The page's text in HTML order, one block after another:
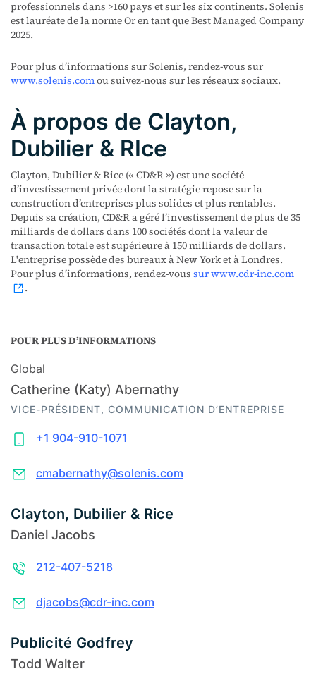
professionnels dans >160 pays et sur les six continents. Solenis
est lauréate de la norme Or en tant que Best Managed Company
2025.
Pour plus d’informations sur Solenis, rendez-vous sur
www.solenis.comou suivez-nous sur les réseaux sociaux.
À propos de Clayton,
Dubilier & RIce
Clayton, Dubilier & Rice (« CD&R ») est une société
d’investissement privée dont la stratégie repose sur la
construction d’entreprises plus solides et plus rentables.
Depuis sa création, CD&R a géré l’investissement de plus de 35
milliards de dollars dans 100 sociétés dont la valeur de
transaction totale est supérieure à 150 milliards de dollars.
L'entreprise possède des bureaux à New York et à Londres.
Pour plus d’informations, rendez-vous sur www.cdr-inc.com
.
POUR PLUS D’INFORMATIONS
Global
Catherine (Katy) Abernathy
VICE-PRÉSIDENT, COMMUNICATION D’ENTREPRISE
+1 904-910-1071
cmabernathy@solenis.com
Clayton, Dubilier & Rice
Daniel Jacobs
212-407-5218
djacobs@cdr-inc.com
Publicité Godfrey
Todd Walter